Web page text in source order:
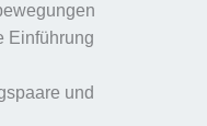
Einführung
und